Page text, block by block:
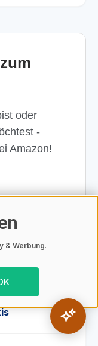
oder
-
Amazon!
Solarstrom -
& Werbung.